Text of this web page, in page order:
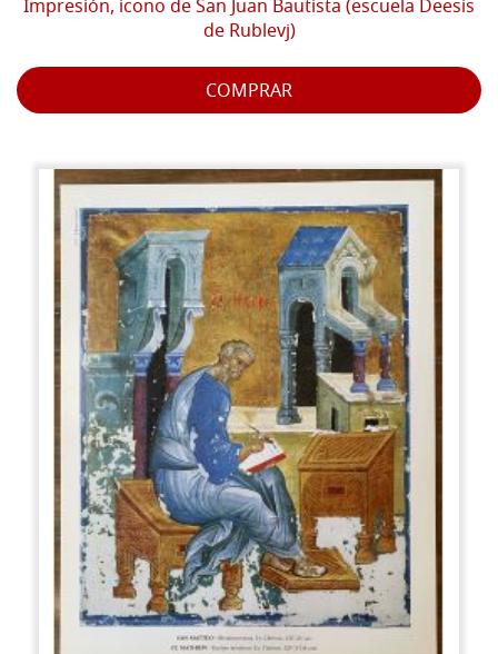
Impresión, icono de San Juan Bautista (escuela Deesis
de Rublevj)
COMPRAR